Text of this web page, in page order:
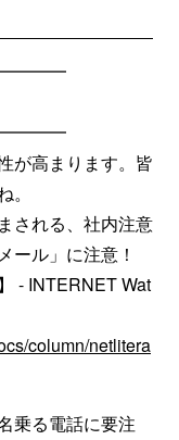
が高まります。皆
される、社内注意
ール」に注意！
- INTERNET Wat
column/netlitera
乗る電話に要注